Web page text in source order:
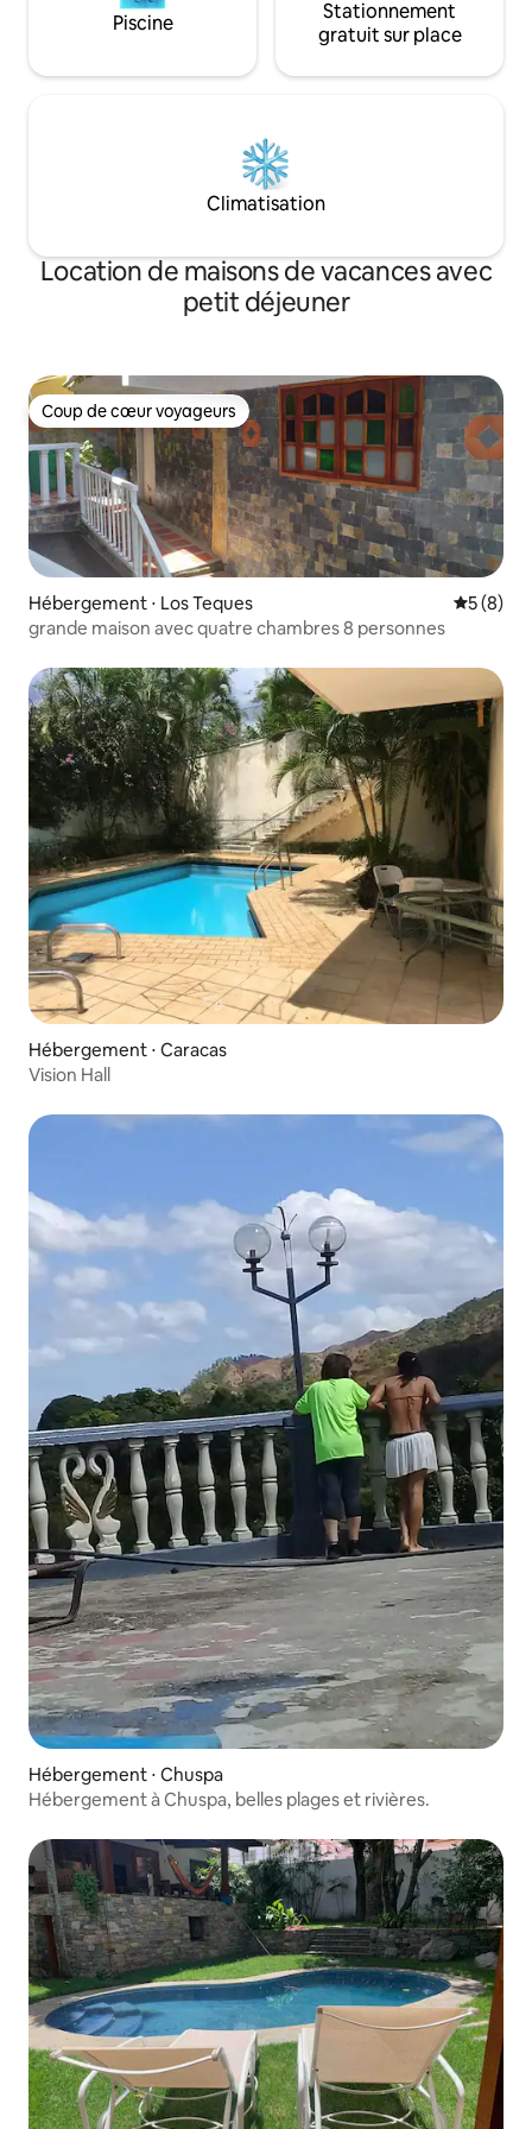
Piscine
Stationnement
gratuit sur place
Climatisation
Location de maisons de vacances avec
petit déjeuner
Coup de cœur voyageurs
Coup de cœur voyageurs
Hébergement ⋅ Los Teques
5 (8)
grande maison avec quatre chambres 8 personnes
Hébergement ⋅ Caracas
Vision Hall
Hébergement ⋅ Chuspa
Hébergement à Chuspa, belles plages et rivières.